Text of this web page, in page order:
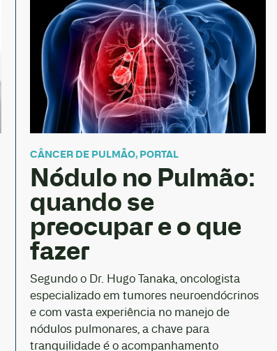
CÂNCER DE PULMÃO, PORTAL
Nódulo no Pulmão:
quando se
preocupar e o que
fazer
Segundo o Dr. Hugo Tanaka, oncologista
especializado em tumores neuroendócrinos
e com vasta experiência no manejo de
nódulos pulmonares, a chave para
tranquilidade é o acompanhamento